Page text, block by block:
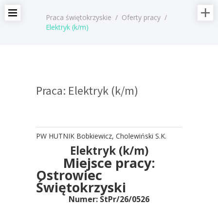
Praca świętokrzyskie / Oferty pracy /
Elektryk (k/m)
Praca: Elektryk (k/m)
PW HUTNIK Bobkiewicz, Cholewiński S.K.
Elektryk (k/m)
Miejsce pracy:
Ostrowiec
Świętokrzyski
Numer: StPr/26/0526